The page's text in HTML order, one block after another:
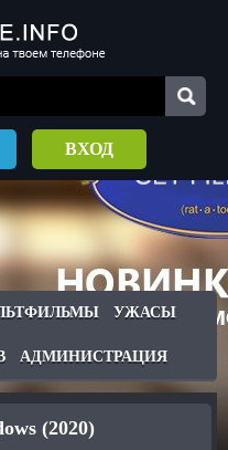
ВХОД
УЖАСЫ
АДМИНИСТРАЦИЯ
(2020)